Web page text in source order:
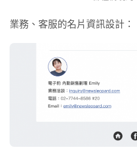
業務、客服的名片資訊設計：